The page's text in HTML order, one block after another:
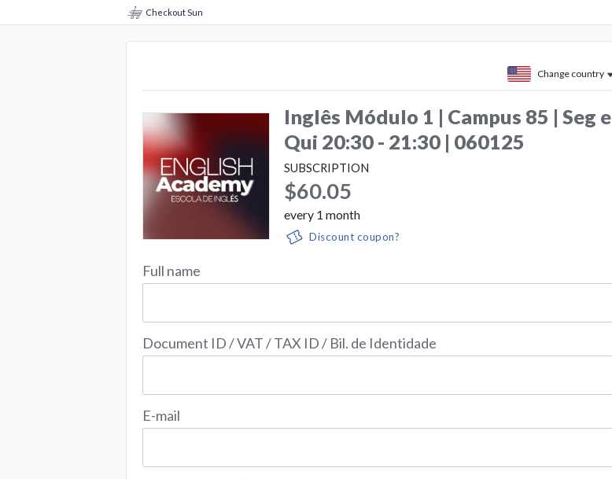
Checkout Sun
Change country
Inglês Módulo 1 | Campus 85 | Seg e
Qui 20:30 - 21:30 | 060125
SUBSCRIPTION
$60.05
every 1 month
Discount coupon?
Full name
Document ID / VAT / TAX ID / Bil. de Identidade
E-mail